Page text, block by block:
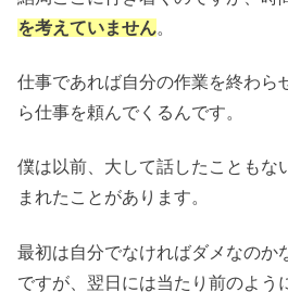
を考えていません。
仕事であれば自分の作業を終わら
ら仕事を頼んでくるんです。
僕は以前、大して話したこともな
まれたことがあります。
最初は自分でなければダメなのか
ですが、翌日には当たり前のよう